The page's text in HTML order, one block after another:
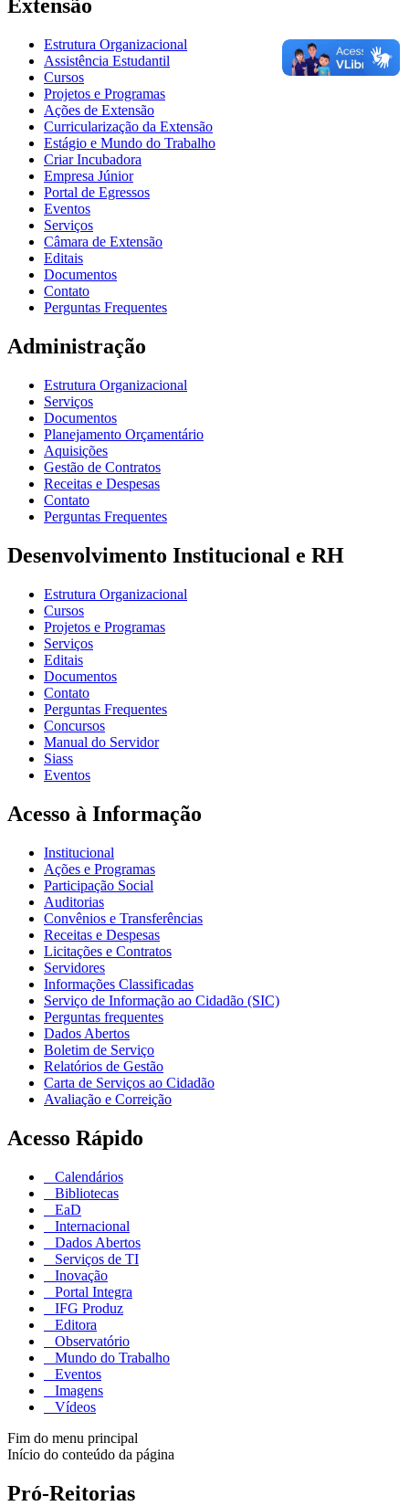
Extensão
Estrutura Organizacional
Assistência Estudantil
Cursos
Projetos e Programas
Ações de Extensão
Curricularização da Extensão
Estágio e Mundo do Trabalho
Criar Incubadora
Empresa Júnior
Portal de Egressos
Eventos
Serviços
Câmara de Extensão
Editais
Documentos
Contato
Perguntas Frequentes
Administração
Estrutura Organizacional
Serviços
Documentos
Planejamento Orçamentário
Aquisições
Gestão de Contratos
Receitas e Despesas
Contato
Perguntas Frequentes
Desenvolvimento Institucional e RH
Estrutura Organizacional
Cursos
Projetos e Programas
Serviços
Editais
Documentos
Contato
Perguntas Frequentes
Concursos
Manual do Servidor
Siass
Eventos
Acesso à Informação
Institucional
Ações e Programas
Participação Social
Auditorias
Convênios e Transferências
Receitas e Despesas
Licitações e Contratos
Servidores
Informações Classificadas
Serviço de Informação ao Cidadão (SIC)
Perguntas frequentes
Dados Abertos
Boletim de Serviço
Relatórios de Gestão
Carta de Serviços ao Cidadão
Avaliação e Correição
Acesso Rápido
Calendários
Bibliotecas
EaD
Internacional
Dados Abertos
Serviços de TI
Inovação
Portal Integra
IFG Produz
Editora
Observatório
Mundo do Trabalho
Eventos
Imagens
Vídeos
Fim do menu principal
Início do conteúdo da página
Pró-Reitorias